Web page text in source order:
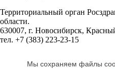
Территориальный орган
области.
630007, г. Новосибирск,
тел. +7 (383) 223-23-15
Ваминцева Марина Николаевна
Мы cохраняем файлы